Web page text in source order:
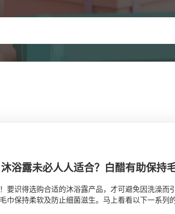
浴露未必人人适合？白醋有助保持
要识得选购合适的沐浴露产品，才可避免因洗澡而
巾保持柔软及防止细菌滋生。马上看看以下一系列